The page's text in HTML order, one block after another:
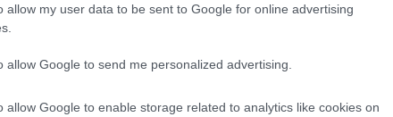
allow my user data to be sent to Google for online advertising
allow Google to send me personalized advertising.
allow Google to enable storage related to analytics like cookies on